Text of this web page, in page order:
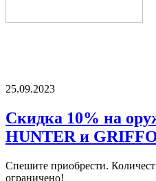
25.09.2023
Скидка 10% на
HUNTER и
Спешите приобрести.
ограничено!